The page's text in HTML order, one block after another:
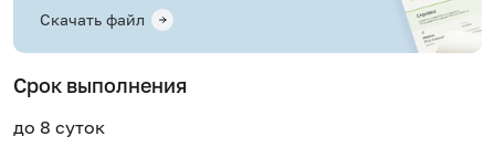
Скачать файл
Срок выполнения
до 8 суток